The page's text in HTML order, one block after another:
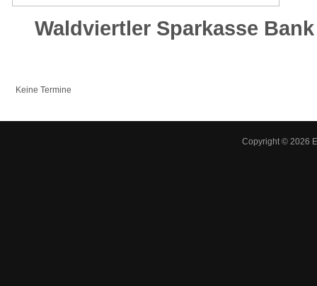
Waldviertler Sparkasse
Keine Termine
Copyright © 2026